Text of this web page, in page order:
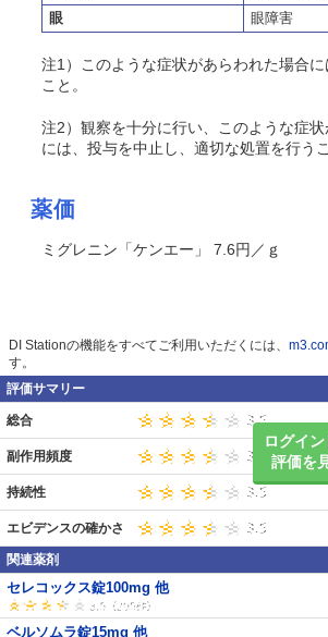
眼
眼障害
注1）このような症状があらわれた場合
こと。
注2）観察を十分に行い、このような症
には、投与を中止し、適切な処置を行うこ
薬価
ミグレニン「ケンエー」 7.6円／ｇ
DI Stationの機能をすべてご利用いただくには、
す。
評価サマリー
ログイン
評価を
総合
副作用頻度
持続性
エビデンスの確かさ
関連薬剤
セレコックス錠100mg 他
ベルソムラ錠15mg 他